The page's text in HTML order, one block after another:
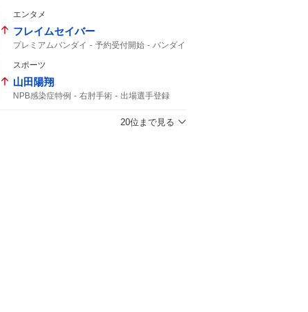
エンタメ
フレイムセイバー
プレミアムバンダイ 予約受付開始
バンダイ
スポーツ
山田陽翔
NPB感染症特例 右肘手術
出場選手登録
20位まで見る